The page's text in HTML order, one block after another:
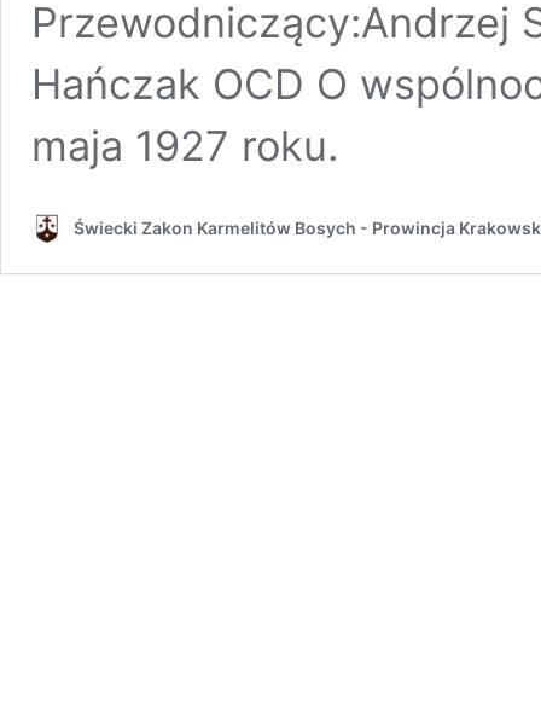
Przewodniczący:Andrzej
Hańczak OCD O
maja 1927 roku.
Świecki Zakon Karmelitów Bosych - Prowincja